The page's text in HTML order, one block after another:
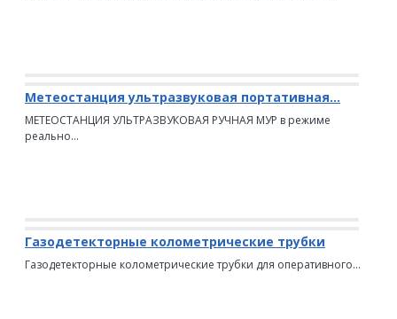
Метеостанция ультразвуковая портативная...
МЕТЕОСТАНЦИЯ УЛЬТРАЗВУКОВАЯ РУЧНАЯ МУР в режиме
реально...
Газодетекторные колометрические трубки
Газодетекторные колометрические трубки для оперативного...